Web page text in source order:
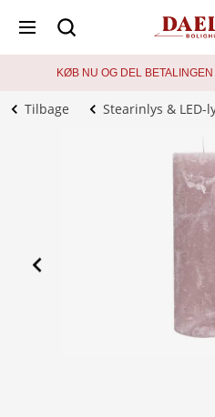
KØB NU OG DEL
Tilbage Stearinlys & LED-